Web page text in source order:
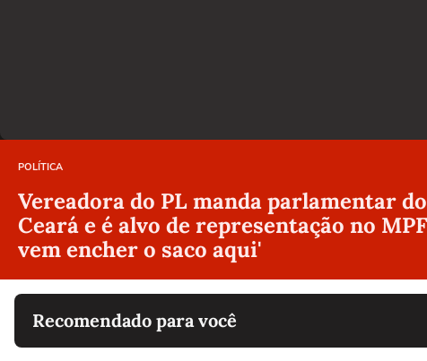
POLÍTICA
Vereadora do PL manda parlamentar
Ceará e é alvo de representação no
vem encher o saco aqui'
Recomendado para você